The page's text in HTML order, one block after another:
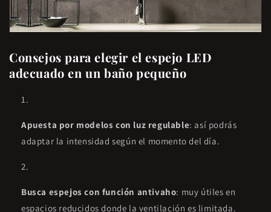
Consejos para elegir el espejo LED
adecuado en un baño pequeño
Apuesta por modelos con luz regulable: así podrás
adaptar la intensidad según el momento del día.
Busca espejos con función antivaho: muy útiles en
espacios reducidos donde la ventilación es limitada.